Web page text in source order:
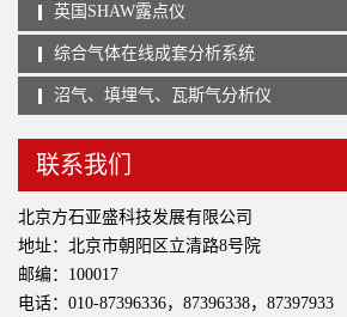
英国SHAW露点仪
综合气体在线成套分析系统
沼气、填埋气、瓦斯气分析仪
联系我们
北京方石亚盛科技发展有限公司
地址：北京市朝阳区立清路8号院
邮编：100017
电话：010-87396336，87396338，87397933